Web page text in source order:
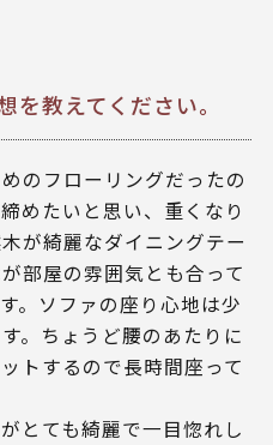
教えてください。
のフローリングだったの
めたいと思い、重くなり
が綺麗なダイニングテー
部屋の雰囲気とも合って
。ソファの座り心地は少
。ちょうど腰のあたりに
トするので長時間座って
とても綺麗で一目惚れし